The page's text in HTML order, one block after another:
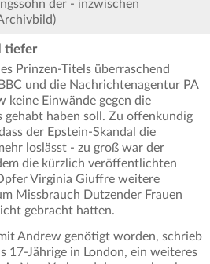
der - inzwischen
tiefer
Prinzen-Titels überraschend
und die Nachrichtenagentur PA
keine Einwände gegen die
gehabt haben soll. Zu offenkundig
der Epstein-Skandal die
loslässt - zu groß war der
die kürzlich veröffentlichten
Virginia Giuffre weitere
Missbrauch Dutzender Frauen
gebracht hatten.
Andrew genötigt worden, schrieb
17-Jährige in London, ein weiteres